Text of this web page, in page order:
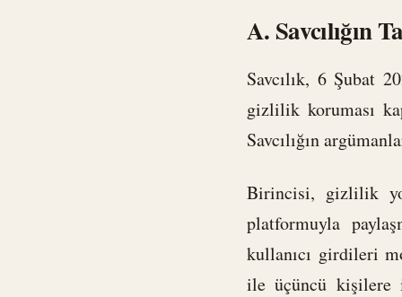
A. Savcılığın
Savcılık, 6 Şubat
gizlilik koruması
Savcılığın
Birincisi, gizlilik
platformuyla
kullanıcı girdileri
ile üçüncü kişilere